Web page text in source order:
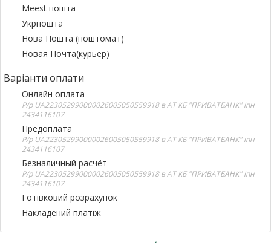
Meest пошта
Укрпошта
Нова Пошта (поштомат)
Новая Почта(курьер)
Варіанти оплати
Онлайн оплата
Р/р UA223052990000026005050559918 в АТ КБ "ПРИВАТБАНК" іпн
2434116107
Предоплата
Р/р UA223052990000026005050559918 в АТ КБ "ПРИВАТБАНК" іпн
2434116107
Безналичный расчёт
Р/р UA223052990000026005050559918 в АТ КБ "ПРИВАТБАНК" іпн
2434116107
Готівковий розрахунок
Накладений платіж